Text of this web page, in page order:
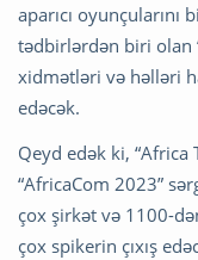
aparıcı
tədbirlərdən biri olan
xidmətləri və həlləri
edəcək.
Qeyd edək ki, “Africa
“AfricaCom 2023”
çox şirkət və 1100-
çox spikerin çıxış